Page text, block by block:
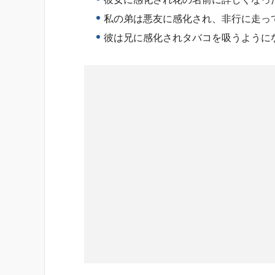
私の弟は悪友に感化され、非行に走っ
彼は兄に感化されタバコを吸うように